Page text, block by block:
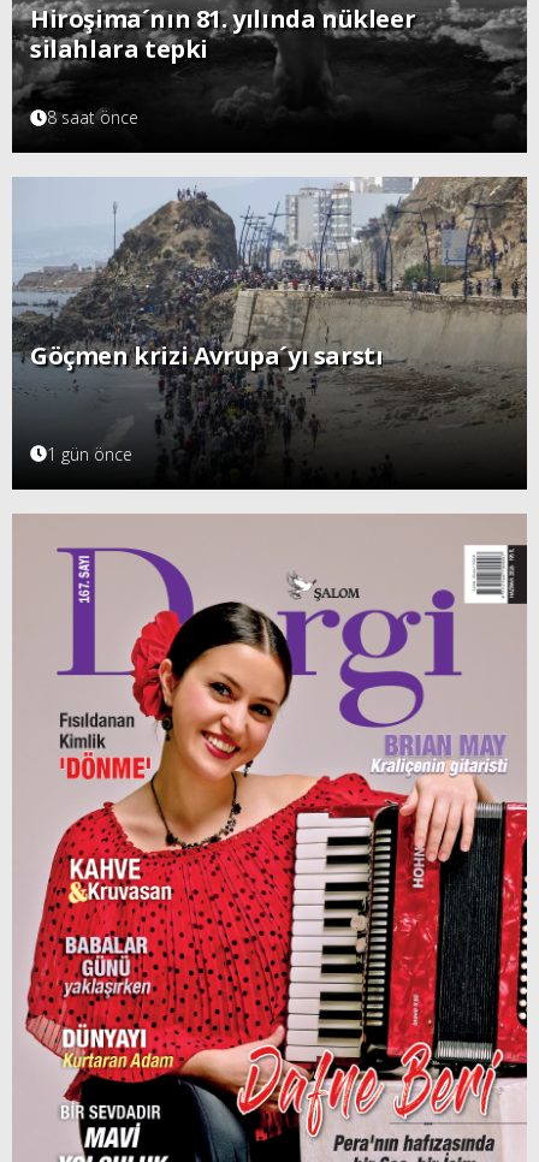
Hiroşima´nın 81. yılında nükleer
silahlara tepki
8 saat önce
Göçmen krizi Avrupa´yı sarstı
1 gün önce